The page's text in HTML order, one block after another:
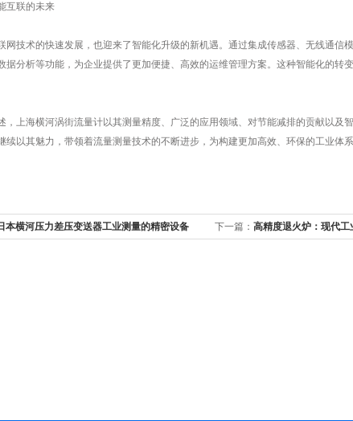
联的未来
技术的快速发展，也迎来了智能化升级的新机遇。通过集成传感器、无线通信
据分析等功能，为企业提供了更加便捷、高效的运维管理方案。这种智能化的转
上海横河涡街流量计以其测量精度、广泛的应用领域、对节能减排的贡献以及
续以其魅力，带领着流量测量技术的不断进步，为构建更加高效、环保的工业体系
本横河压力差压变送器工业测量的精密设备 下一篇： 高精度退火炉：现代